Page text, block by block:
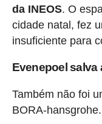
da INEOS. O
cidade natal, fez
insuficiente para
Evenepoel salva
Também não foi
BORA-hansgrohe.